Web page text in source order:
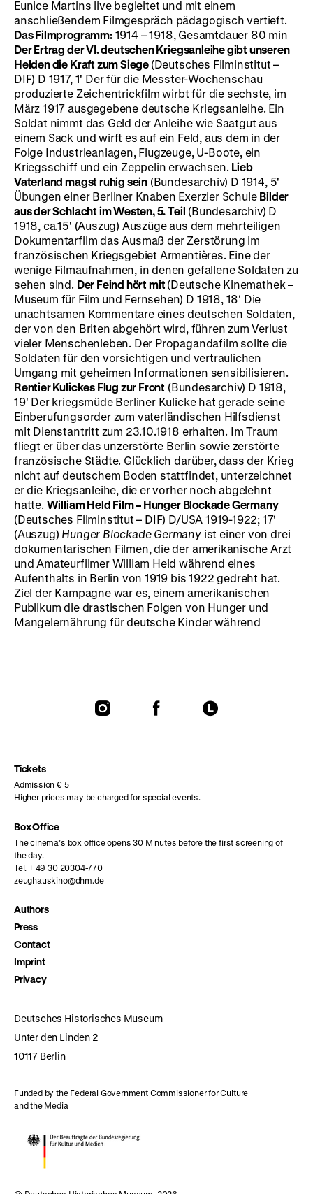
Eunice Martins live begleitet und mit einem
anschließendem Filmgespräch pädagogisch vertieft.
Das Filmprogramm:1914 – 1918, Gesamtdauer 80 min
Der Ertrag der VI. deutschen Kriegsanleihe gibt unseren
Helden die Kraft zum Siege (Deutsches Filminstitut –
DIF) D 1917, 1' Der für die Messter-Wochenschau
produzierte Zeichentrickfilm wirbt für die sechste, im
März 1917 ausgegebene deutsche Kriegsanleihe. Ein
Soldat nimmt das Geld der Anleihe wie Saatgut aus
einem Sack und wirft es auf ein Feld, aus dem in der
Folge Industrieanlagen, Flugzeuge, U-Boote, ein
Kriegsschiff und ein Zeppelin erwachsen. Lieb
Vaterland magst ruhig sein (Bundesarchiv) D 1914, 5'
Übungen einer Berliner Knaben Exerzier Schule Bilder
aus der Schlacht im Westen, 5. Teil (Bundesarchiv) D
1918, ca.15' (Auszug) Auszüge aus dem mehrteiligen
Dokumentarfilm das Ausmaß der Zerstörung im
französischen Kriegsgebiet Armentières. Eine der
wenige Filmaufnahmen, in denen gefallene Soldaten zu
sehen sind. Der Feind hört mit (Deutsche Kinemathek –
Museum für Film und Fernsehen) D 1918, 18' Die
unachtsamen Kommentare eines deutschen Soldaten,
der von den Briten abgehört wird, führen zum Verlust
vieler Menschenleben. Der Propagandafilm sollte die
Soldaten für den vorsichtigen und vertraulichen
Umgang mit geheimen Informationen sensibilisieren.
Rentier Kulickes Flug zur Front (Bundesarchiv) D 1918,
19' Der kriegsmüde Berliner Kulicke hat gerade seine
Einberufungsorder zum vaterländischen Hilfsdienst
mit Dienstantritt zum 23.10.1918 erhalten. Im Traum
fliegt er über das unzerstörte Berlin sowie zerstörte
französische Städte. Glücklich darüber, dass der Krieg
nicht auf deutschem Boden stattfindet, unterzeichnet
er die Kriegsanleihe, die er vorher noch abgelehnt
hatte. William Held Film – Hunger Blockade Germany
(Deutsches Filminstitut – DIF) D/USA 1919-1922; 17'
(Auszug) Hunger Blockade Germanyist einer von drei
dokumentarischen Filmen, die der amerikanische Arzt
und Amateurfilmer William Held während eines
Aufenthalts in Berlin von 1919 bis 1922 gedreht hat.
Ziel der Kampagne war es, einem amerikanischen
Publikum die drastischen Folgen von Hunger und
Mangelernährung für deutsche Kinder während
To
To
To
Tickets
Admission € 5
Higher prices may be charged for special events.
Box Office
The cinema’s box office opens 30 Minutes before the first screening of
the day.
Tel. + 49 30 20304-770
zeughauskino@dhm.de
Authors
Press
Contact
Imprint
Privacy
Deutsches Historisches Museum
Unter den Linden 2
10117 Berlin
Funded by the Federal Government Commissioner for Culture
and the Media